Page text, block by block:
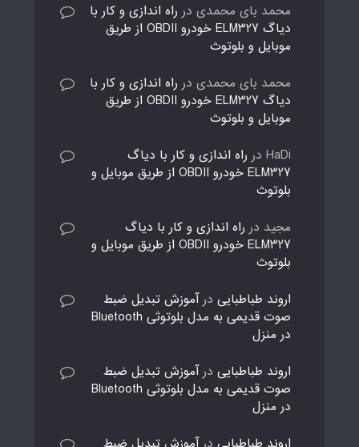
محمد بای محمدی در راه اندازی و کار با
دیاگ ELM327 خودرو OBDII از طریق
موبایل و بلوتوث
محمد بای محمدی در راه اندازی و کار با
دیاگ ELM327 خودرو OBDII از طریق
موبایل و بلوتوث
HaDi در راه اندازی و کار با دیاگ
ELM327 خودرو OBDII از طریق موبایل و
بلوتوث
مجید در راه اندازی و کار با دیاگ
ELM327 خودرو OBDII از طریق موبایل و
بلوتوث
اروند طباطبایی درآموزش تبدیل ضبط
صوت قدیمی به مدل بلوتوثی Bluetooth
در منزل
اروند طباطبایی درآموزش تبدیل ضبط
صوت قدیمی به مدل بلوتوثی Bluetooth
در منزل